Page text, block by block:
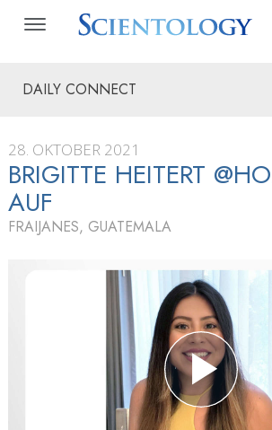
DAILY CONNECT
28. OKTOBER 2021
BRIGITTE HEITERT
AUF
FRAIJANES, GUATEMALA